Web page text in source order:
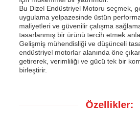
benzinli jeneratör seti
İnvertör Jeneratör Seti
Taşınabilir jeneratör seti
Endüstriyel jeneratör seti
Bu Dizel Endüstriyel Motoru seçmek,
uygulama yelpazesinde üstün
maliyetleri ve güvenilir çalışma
tasarlanmış bir ürünü tercih etmek
Gelişmiş mühendisliği ve düşünceli
endüstriyel motorlar alanında öne
getirerek, verimliliği ve gücü tek bir
birleştirir.
Özellikler: